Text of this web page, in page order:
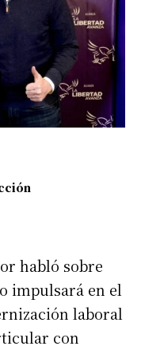
habló sobre
impulsará en el
laboral
con